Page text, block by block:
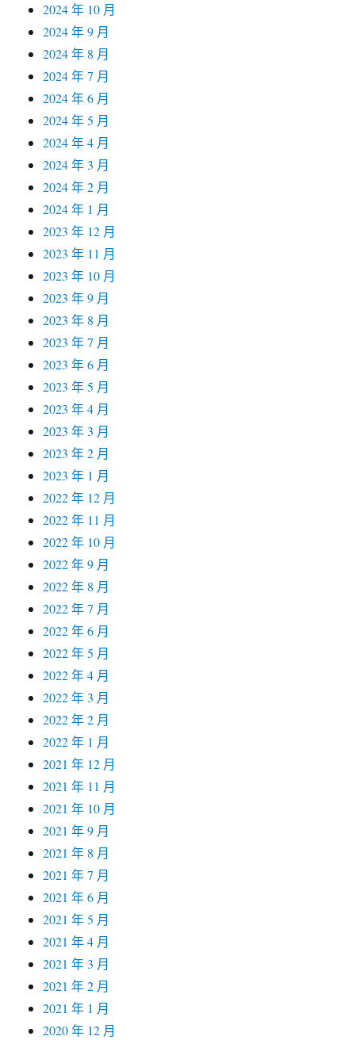
2024 年 10 月
2024 年 9 月
2024 年 8 月
2024 年 7 月
2024 年 6 月
2024 年 5 月
2024 年 4 月
2024 年 3 月
2024 年 2 月
2024 年 1 月
2023 年 12 月
2023 年 11 月
2023 年 10 月
2023 年 9 月
2023 年 8 月
2023 年 7 月
2023 年 6 月
2023 年 5 月
2023 年 4 月
2023 年 3 月
2023 年 2 月
2023 年 1 月
2022 年 12 月
2022 年 11 月
2022 年 10 月
2022 年 9 月
2022 年 8 月
2022 年 7 月
2022 年 6 月
2022 年 5 月
2022 年 4 月
2022 年 3 月
2022 年 2 月
2022 年 1 月
2021 年 12 月
2021 年 11 月
2021 年 10 月
2021 年 9 月
2021 年 8 月
2021 年 7 月
2021 年 6 月
2021 年 5 月
2021 年 4 月
2021 年 3 月
2021 年 2 月
2021 年 1 月
2020 年 12 月